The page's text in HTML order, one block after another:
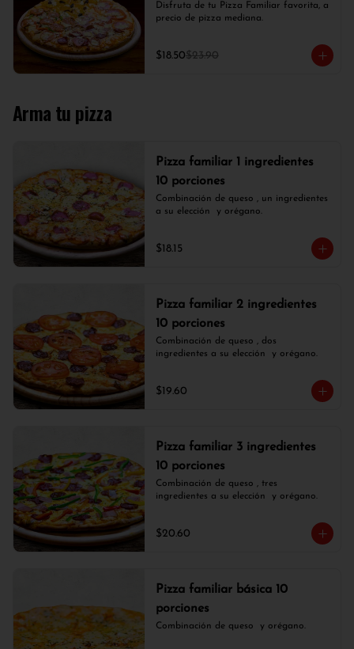
Disfruta de tu Pizza Familiar favorita, a
precio de pizza mediana.
$18.50$23.90
Arma tu pizza
Pizza familiar 1 ingredientes
10 porciones
Combinación de queso , un ingredientes
a su elección  y orégano.
$18.15
Pizza familiar 2 ingredientes
10 porciones
Combinación de queso , dos
ingredientes a su elección  y orégano.
$19.60
Pizza familiar 3 ingredientes
10 porciones
Combinación de queso , tres
ingredientes a su elección  y orégano.
$20.60
Pizza familiar básica 10
porciones
Combinación de queso  y orégano.